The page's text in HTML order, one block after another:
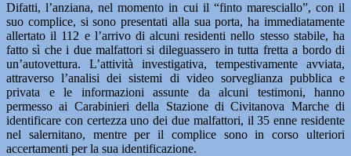
Difatti, l’anziana, nel momento in cui il “finto maresciallo”, con il
suo complice, si sono presentati alla sua porta, ha immediatamente
allertato il 112 e l’arrivo di alcuni residenti nello stesso stabile, ha
fatto sì che i due malfattori si dileguassero in tutta fretta a bordo di
un’autovettura. L’attività investigativa, tempestivamente avviata,
attraverso l’analisi dei sistemi di video sorveglianza pubblica e
privata e le informazioni assunte da alcuni testimoni, hanno
permesso ai Carabinieri della Stazione di Civitanova Marche di
identificare con certezza uno dei due malfattori, il 35 enne residente
nel salernitano, mentre per il complice sono in corso ulteriori
accertamenti per la sua identificazione.